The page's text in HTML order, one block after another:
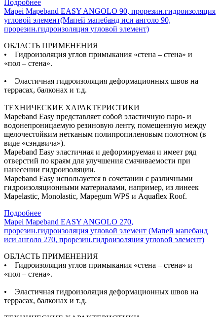
Подробнее
Mapei Mapeband EASY ANGOLO 90, прорезин.гидроизоляция
угловой элемент(Мапей мапебанд иси анголо 90,
прорезин.гидроизоляция угловой элемент)
ОБЛАСТЬ ПРИМЕНЕНИЯ
• Гидроизоляция углов примыкания «стена – стена» и
«пол – стена».
• Эластичная гидроизоляция деформационных швов на
террасах, балконах и т.д.
ТЕХНИЧЕСКИЕ ХАРАКТЕРИСТИКИ
Mapeband Easy представляет собой эластичную паро- и
водонепроницаемую резиновую ленту, помещенную между
щелочестойким нетканым полипропиленовым полотном (в
виде «сэндвича»).
Mapeband Easy эластичная и деформируемая и имеет ряд
отверстий по краям для улучшения смачиваемости при
нанесении гидроизоляции.
Mapeband Easy используется в сочетании с различными
гидроизоляционными материалами, например, из линеек
Mapelastic, Monolastic, Mapegum WPS и Aquaflex Roof.
Подробнее
Mapei Mapeband EASY ANGOLO 270,
прорезин.гидроизоляция угловой элемент (Мапей мапебанд
иси анголо 270, прорезин.гидроизоляция угловой элемент)
ОБЛАСТЬ ПРИМЕНЕНИЯ
• Гидроизоляция углов примыкания «стена – стена» и
«пол – стена».
• Эластичная гидроизоляция деформационных швов на
террасах, балконах и т.д.